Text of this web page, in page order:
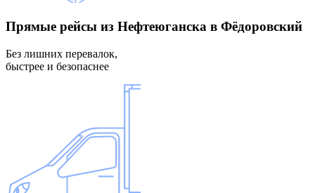
Прямые рейсы из Нефтеюганска в Фёдоровский
Без лишних перевалок,
быстрее и безопаснее